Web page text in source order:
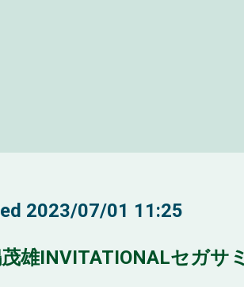
2023/07/01 11:25
雄INVITATIONALセガサ